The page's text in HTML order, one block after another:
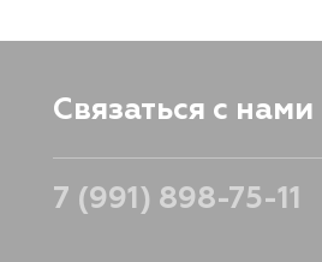
Связаться с нами
7 (991) 898-75-11